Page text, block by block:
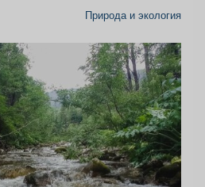
Природа и экология